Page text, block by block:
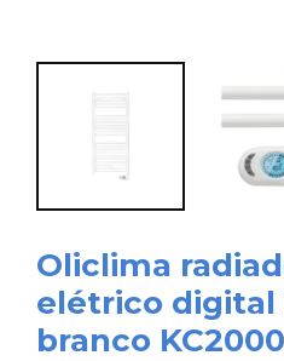
Oliclima
elétrico digital
branco